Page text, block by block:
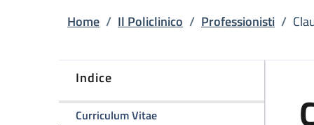
Briciole di pane
Home / Il Policlinico / Professionisti /
Indice
Curriculum Vitaedella pagina Claudio Zamagni